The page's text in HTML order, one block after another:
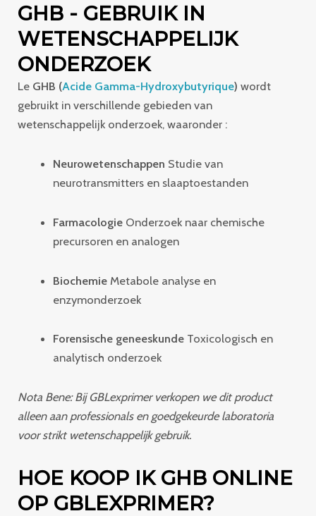
GHB - GEBRUIK IN
WETENSCHAPPELIJK
ONDERZOEK
Le GHB (Acide Gamma-Hydroxybutyrique) wordt
gebruikt in verschillende gebieden van
wetenschappelijk onderzoek, waaronder :
Neurowetenschappen Studie van
neurotransmitters en slaaptoestanden
FarmacologieOnderzoek naar chemische
precursoren en analogen
BiochemieMetabole analyse en
enzymonderzoek
Forensische geneeskundeToxicologisch en
analytisch onderzoek
Nota Bene: Bij GBLexprimer verkopen we dit product
alleen aan professionals en goedgekeurde laboratoria
voor strikt wetenschappelijk gebruik.
HOE KOOP IK GHB ONLINE
OP GBLEXPRIMER?